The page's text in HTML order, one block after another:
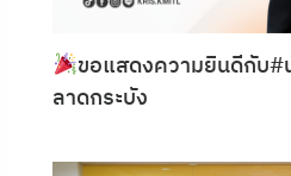
ขอแสดงความยินดีกับ#
ลาดกระบัง